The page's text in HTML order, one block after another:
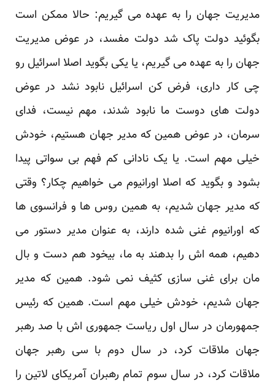
مدیریت جهان را به عهده می گیریم: حالا ممکن است
بگوئید دولت پاک شد دولت مفسد، در عوض مدیریت
جهان را به عهده می گیریم، یا یکی بگوید اصلا اسرائیل رو
چی کار داری، فرض کن اسرائیل نابود نشد در عوض
دولت های دوست ما نابود شدند، مهم نیست، فدای
سرمان، در عوض همین که مدیر جهان هستیم، خودش
خیلی مهم است. یا یک نادانی کم فهم بی سواتی پیدا
بشود و بگوید که اصلا اورانیوم می خواهیم چکار؟ وقتی
که مدیر جهان شدیم، به همین روس ها و فرانسوی ها
که اورانیوم غنی شده دارند، به عنوان مدیر دستور می
دهیم، همه اش را بدهند به ما، بیخود هم دست و بال
مان برای غنی سازی کثیف نمی شود. همین که مدیر
جهان شدیم، خودش خیلی مهم است. همین که رئیس
جمهورمان در سال اول ریاست جمهوری اش با صد رهبر
جهان ملاقات کرد، در سال دوم با سی رهبر جهان
ملاقات کرد، در سال سوم تمام رهبران آمریکای لاتین را